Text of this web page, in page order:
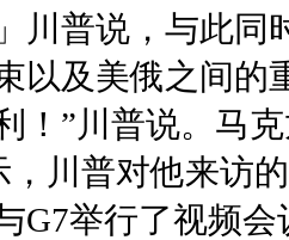
川普说，与此同
以及美俄之间的
！”川普说。马
，川普对他来访
G7举行了视频